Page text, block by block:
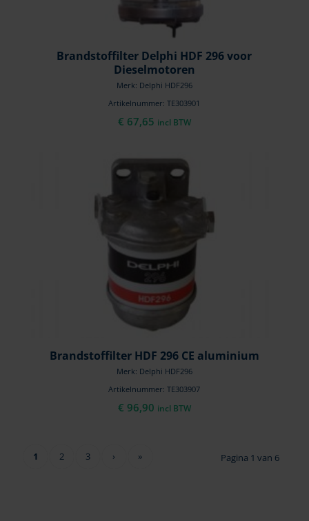
Brandstoffilter Delphi HDF 296 voor
Dieselmotoren
Merk: Delphi HDF296
Artikelnummer: TE303901
€ 67,65 incl BTW
Brandstoffilter HDF 296 CE aluminium
Merk: Delphi HDF296
Artikelnummer: TE303907
€ 96,90 incl BTW
Pagina 1 van 6
1 2 3 › »